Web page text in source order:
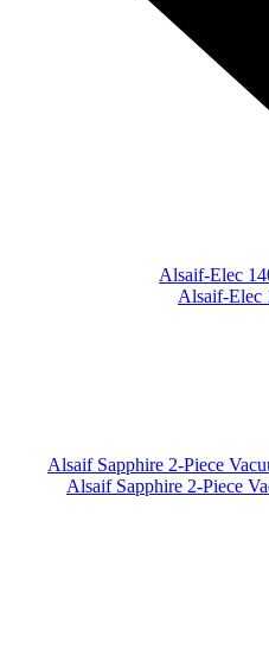
Alsaif-Elec
Alsaif Sapphire 2-Piece